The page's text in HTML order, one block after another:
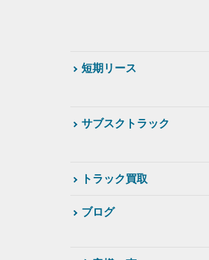
短期リース
サブスクトラック
トラック買取
ブログ